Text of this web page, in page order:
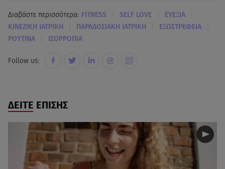
Διαβάστε περισσότερα: FITNESS SELF LOVE ΕΥΕΞΙΑ
ΚΙΝΕΖΙΚΗ ΙΑΤΡΙΚΗ ΠΑΡΑΔΟΣΙΑΚΗ ΙΑΤΡΙΚΗ ΕΞΩΣΤΡΕΦΕΙΑ
ΡΟΥΤΙΝΑ ΙΣΟΡΡΟΠΙΑ
Follow us:
ΔΕΙΤΕ ΕΠΙΣΗΣ